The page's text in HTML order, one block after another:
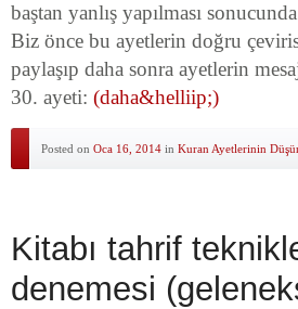
baştan yanlış yapılması
Biz önce bu ayetlerin doğru
paylaşıp daha sonra ayetlerin
30. ayeti: (daha&helliip;)
Posted on Oca 16, 2014 in Kuran Ayetlerinin
Kitabı tahrif
denemesi